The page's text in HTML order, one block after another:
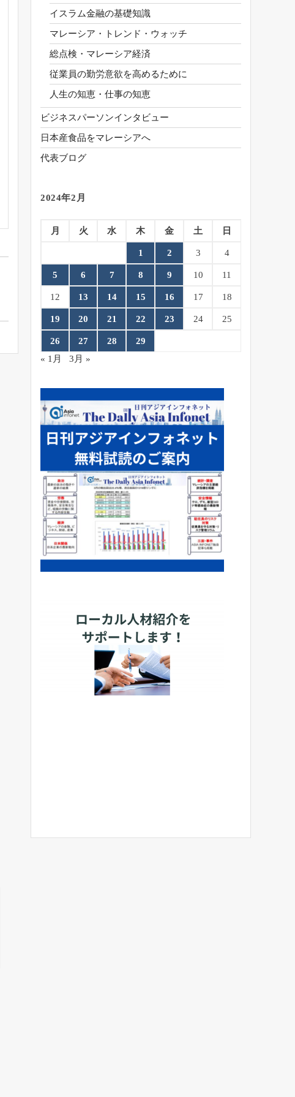
イスラム金融の基礎知識
マレーシア・トレンド・ウォッチ
総点検・マレーシア経済
従業員の勤労意欲を高めるために
人生の知恵・仕事の知恵
ビジネスパーソンインタビュー
日本産食品をマレーシアへ
代表ブログ
2024年2月
月 火 水 木 金 土 日
1 2 3 4
5 6 7 8 9 10 11
12 13 14 15 16 17 18
19 20 21 22 23 24 25
26 27 28
29
« 1月
3月 »